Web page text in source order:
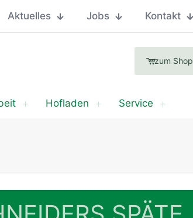
Aktuelles Jobs Kontakt
zum Shop
Hofladen Service